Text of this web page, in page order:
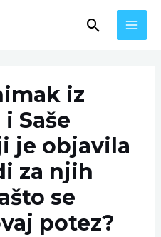
Search
iz
Saše
je objavila
za njih
se
potez?